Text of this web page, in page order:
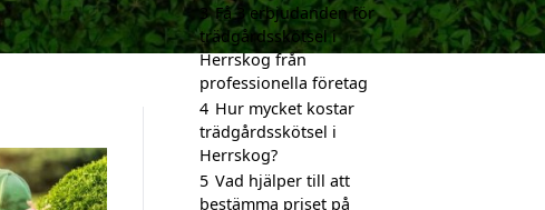
3 Få 3 erbjudanden för
trädgårdsskötsel i
Herrskog från
professionella företag
4 Hur mycket kostar
trädgårdsskötsel i
Herrskog?
5 Vad hjälper till att
bestämma priset på